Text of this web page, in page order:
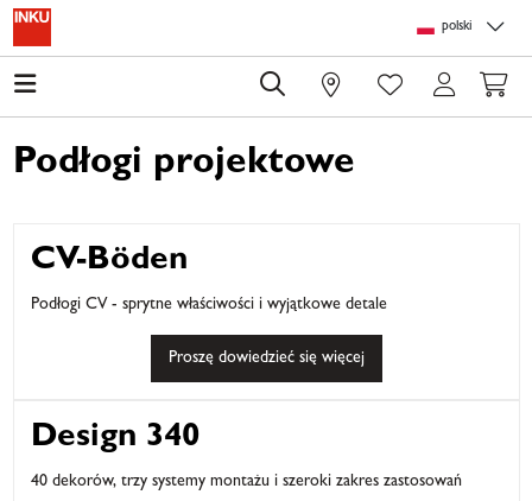
Skip to main content
polski
0
Podłogi projektowe
CV-Böden
Podłogi CV - sprytne właściwości i wyjątkowe detale
Proszę dowiedzieć się więcej
Design 340
40 dekorów, trzy systemy montażu i szeroki zakres zastosowań